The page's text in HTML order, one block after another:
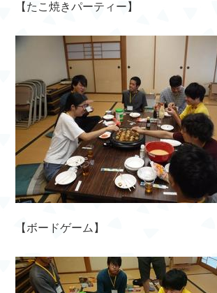
【たこ焼きパーティー】
【ボードゲーム】